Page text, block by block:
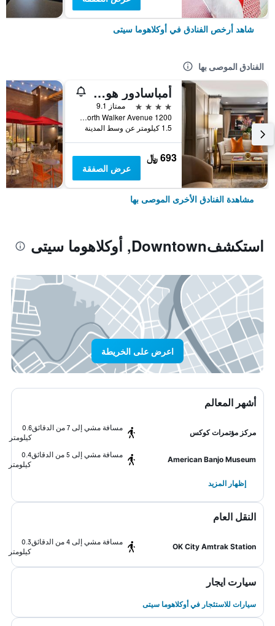
شاهد أرخص الفنادق في أوكلاهوما سيتى
الفنادق الموصى بها
أمباسادور هوتل أوكلاهوما سيتي، أوتوجراف كوليكشن
4 نجوم
ممتاز 9.1
1200 North Walker Avenue, أوكلاهوما سيتى, OK, الولايات المتحدة الأميريكية
1.5 كيلومتر عن وسط المدينة
693 ﷼
عرض الصفقة
مشاهدة الفنادق الأخرى الموصى بها
استكشفDowntown, أوكلاهوما سيتى
اعرض على الخريطة
أشهر المعالم
مركز مؤتمرات كوكس
مسافة مشي إلى 7 من الدقائق
0.6
كيلومتر
American Banjo Museum
مسافة مشي إلى 5 من الدقائق
0.4
كيلومتر
إظهار المزيد
النقل العام
OK City Amtrak Station
مسافة مشي إلى 4 من الدقائق
0.3
كيلومتر
سيارت ايجار
سيارات للاستئجار في أوكلاهوما سيتى